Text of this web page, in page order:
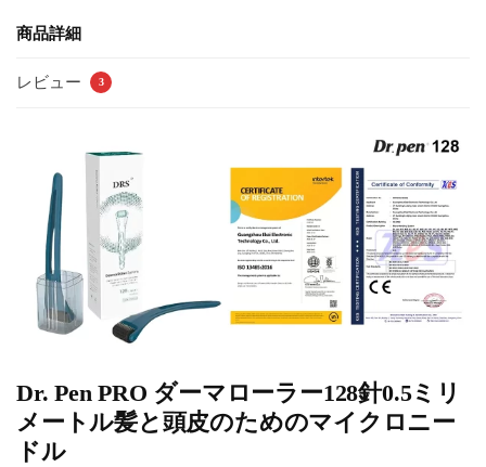
商品詳細
レビュー 3
Dr. Pen PRO ダーマローラー128針0.5ミリ
メートル髪と頭皮のためのマイクロニー
ドル